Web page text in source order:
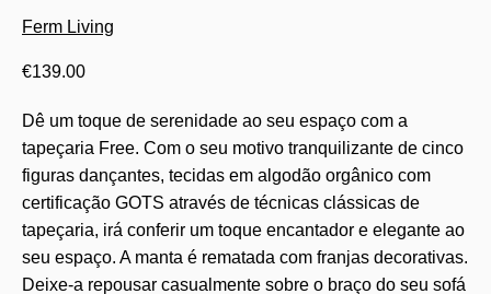
Ferm Living
€139.00
Dê um toque de serenidade ao seu espaço com a
tapeçaria Free. Com o seu motivo tranquilizante de cinco
figuras dançantes, tecidas em algodão orgânico com
certificação GOTS através de técnicas clássicas de
tapeçaria, irá conferir um toque encantador e elegante ao
seu espaço. A manta é rematada com franjas decorativas.
Deixe-a repousar casualmente sobre o braço do seu sofá